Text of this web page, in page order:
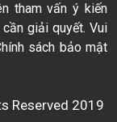
tham vấn ý kiến
giải quyết. Vui
sách bảo mật
Reserved 2019